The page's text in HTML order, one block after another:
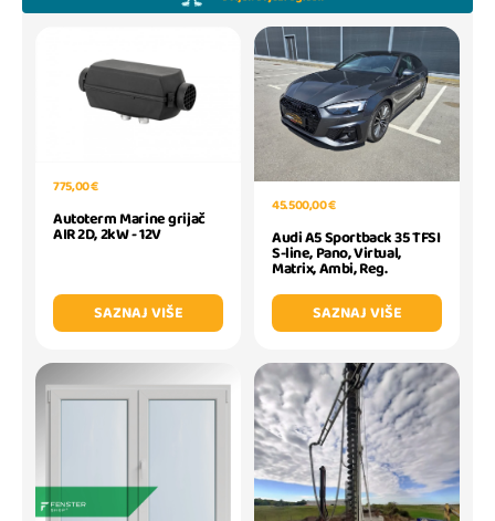
775,00 €
Autoterm Marine grijač
AIR 2D, 2kW - 12V
SAZNAJ VIŠE
45.500,00 €
Audi A5 Sportback 35 TFSI
S-line, Pano, Virtual,
Matrix, Ambi, Reg.
SAZNAJ VIŠE